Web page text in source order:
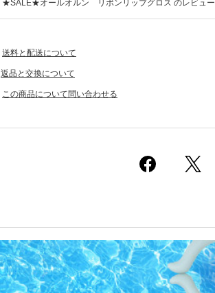
★SALE★オールオルン リボンリップグロス のレビュー
送料と配送について
返品と交換について
この商品について問い合わせる